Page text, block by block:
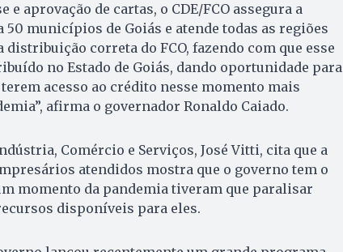
e aprovação de cartas, o CDE/FCO assegura a
municípios de Goiás e atende todas as regiões
distribuição correta do FCO, fazendo com que esse
no Estado de Goiás, dando oportunidade para
acesso ao crédito nesse momento mais
afirma o governador Ronaldo Caiado.
Comércio e Serviços, José Vitti, cita que a
atendidos mostra que o governo tem o
momento da pandemia tiveram que paralisar
disponíveis para eles.